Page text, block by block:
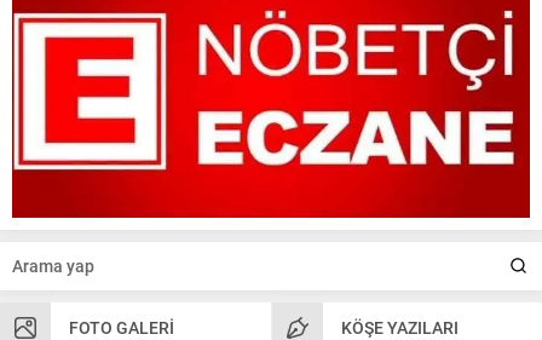
FOTO GALERI KÖŞE YAZILARI